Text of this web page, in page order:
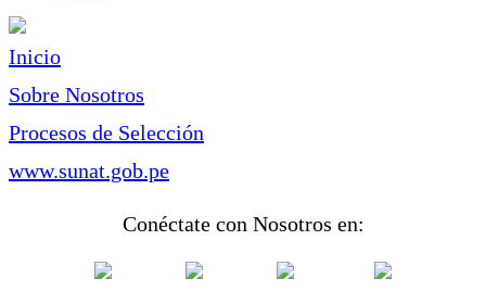
Inicio
Sobre Nosotros
Procesos de Selección
www.sunat.gob.pe
Conéctate con Nosotros en: